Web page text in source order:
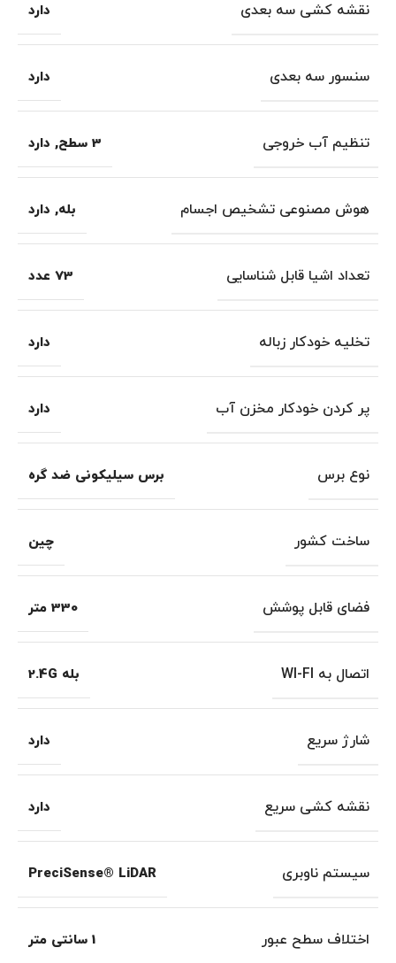
نقشه کشی سه بعدی دارد
سنسور سه بعدی دارد
تنظیم آب خروجی 3 سطح , دارد
هوش مصنوعی تشخیص اجسام بله, دارد
تعداد اشیا قابل شناسایی 73 عدد
تخلیه خودکار زباله دارد
پر کردن خودکار مخزن آب دارد
نوع برس برس سیلیکونی ضد گره
ساخت کشور چین
فضای قابل پوشش 330 متر
اتصال به WI-FI بله 2.4G
شارژ سریع دارد
نقشه کشی سریع دارد
سیستم ناوبری PreciSense® LiDAR
اختلاف سطح عبور 1 سانتی متر